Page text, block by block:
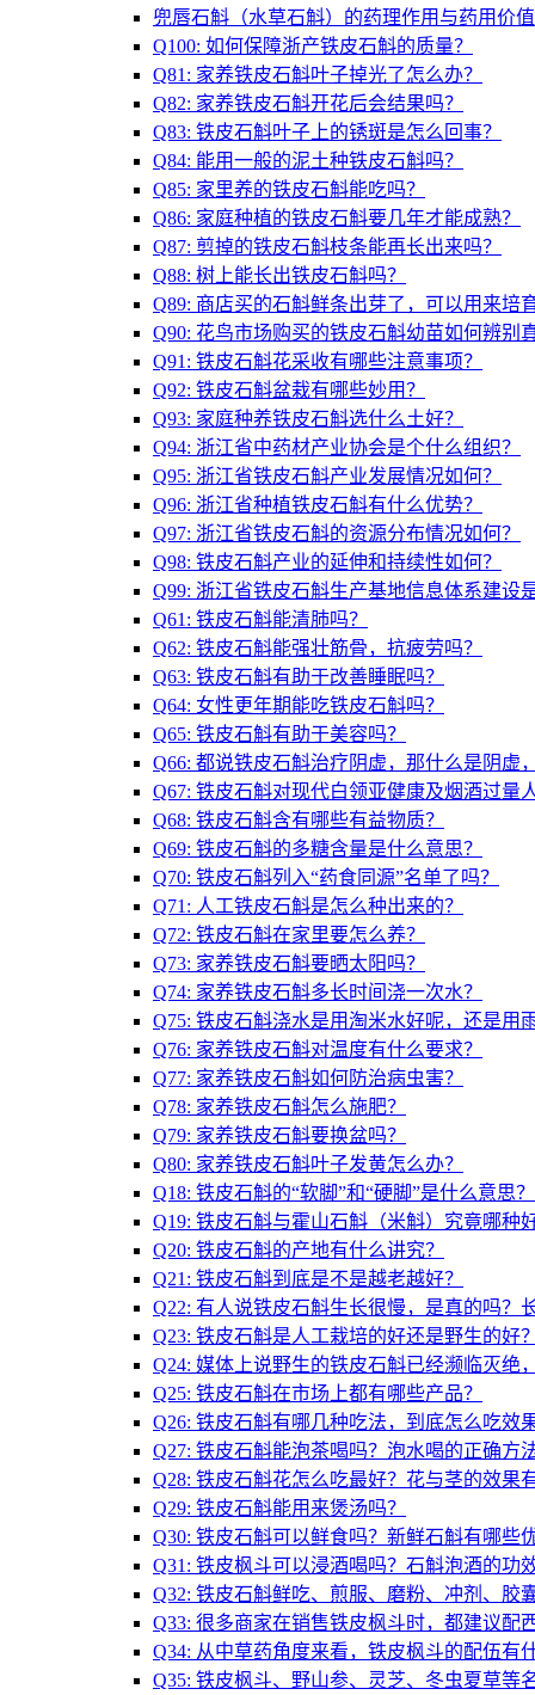
兜唇石斛（水草石斛）的药理作用与药用价
Q100: 如何保障浙产铁皮石斛的质量？
Q81: 家养铁皮石斛叶子掉光了怎么办？
Q82: 家养铁皮石斛开花后会结果吗？
Q83: 铁皮石斛叶子上的锈斑是怎么回事？
Q84: 能用一般的泥土种铁皮石斛吗？
Q85: 家里养的铁皮石斛能吃吗？
Q86: 家庭种植的铁皮石斛要几年才能成熟？
Q87: 剪掉的铁皮石斛枝条能再长出来吗？
Q88: 树上能长出铁皮石斛吗？
Q89: 商店买的石斛鲜条出芽了，可以用来培
Q90: 花鸟市场购买的铁皮石斛幼苗如何辨别
Q91: 铁皮石斛花采收有哪些注意事项？
Q92: 铁皮石斛盆栽有哪些妙用？
Q93: 家庭种养铁皮石斛选什么土好？
Q94: 浙江省中药材产业协会是个什么组织？
Q95: 浙江省铁皮石斛产业发展情况如何？
Q96: 浙江省种植铁皮石斛有什么优势？
Q97: 浙江省铁皮石斛的资源分布情况如何？
Q98: 铁皮石斛产业的延伸和持续性如何？
Q99: 浙江省铁皮石斛生产基地信息体系建设
Q61: 铁皮石斛能清肺吗？
Q62: 铁皮石斛能强壮筋骨，抗疲劳吗？
Q63: 铁皮石斛有助于改善睡眠吗？
Q64: 女性更年期能吃铁皮石斛吗？
Q65: 铁皮石斛有助于美容吗？
Q66: 都说铁皮石斛治疗阴虚，那什么是阴虚
Q67: 铁皮石斛对现代白领亚健康及烟酒过量
Q68: 铁皮石斛含有哪些有益物质？
Q69: 铁皮石斛的多糖含量是什么意思？
Q70: 铁皮石斛列入“药食同源”名单了吗？
Q71: 人工铁皮石斛是怎么种出来的？
Q72: 铁皮石斛在家里要怎么养？
Q73: 家养铁皮石斛要晒太阳吗？
Q74: 家养铁皮石斛多长时间浇一次水？
Q75: 铁皮石斛浇水是用淘米水好呢，还是用
Q76: 家养铁皮石斛对温度有什么要求？
Q77: 家养铁皮石斛如何防治病虫害？
Q78: 家养铁皮石斛怎么施肥？
Q79: 家养铁皮石斛要换盆吗？
Q80: 家养铁皮石斛叶子发黄怎么办？
Q18: 铁皮石斛的“软脚”和“硬脚”是什么意思
Q19: 铁皮石斛与霍山石斛（米斛）究竟哪种
Q20: 铁皮石斛的产地有什么讲究？
Q21: 铁皮石斛到底是不是越老越好？
Q22: 有人说铁皮石斛生长很慢，是真的吗？
Q23: 铁皮石斛是人工栽培的好还是野生的好
Q24: 媒体上说野生的铁皮石斛已经濒临灭绝
Q25: 铁皮石斛在市场上都有哪些产品？
Q26: 铁皮石斛有哪几种吃法，到底怎么吃效
Q27: 铁皮石斛能泡茶喝吗？泡水喝的正确方
Q28: 铁皮石斛花怎么吃最好？花与茎的效果
Q29: 铁皮石斛能用来煲汤吗？
Q30: 铁皮石斛可以鲜食吗？新鲜石斛有哪些
Q31: 铁皮枫斗可以浸酒喝吗？石斛泡酒的功
Q32: 铁皮石斛鲜吃、煎服、磨粉、冲剂、胶
Q33: 很多商家在销售铁皮枫斗时，都建议配
Q34: 从中草药角度来看，铁皮枫斗的配伍有
Q35: 铁皮枫斗、野山参、灵芝、冬虫夏草等